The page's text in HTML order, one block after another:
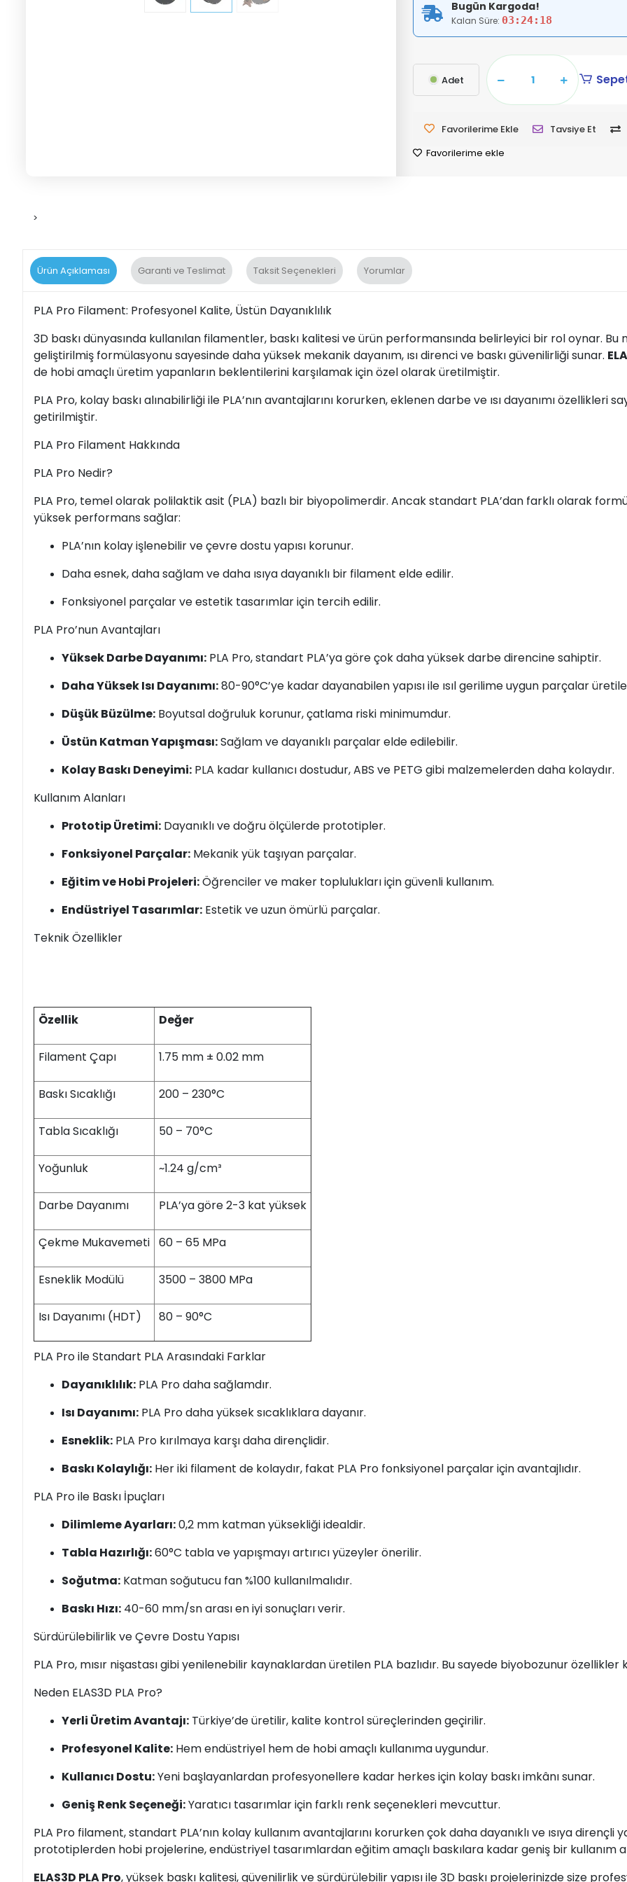
Bugün Kargoda!
Kalan Süre: 03:24:17
Adet
Favorilerime Ekle Tavsiye Et
Favorilerime ekle
>
Ürün Açıklaması Garanti ve Teslimat Taksit Seçenekleri Yorumlar
PLA Pro Filament: Profesyonel Kalite, Üstün Dayanıklılık
3D baskı dünyasında kullanılan filamentler, baskı kalitesi ve ürün performansında belirleyici bir rol oynar. Bu
geliştirilmiş formülasyonu sayesinde daha yüksek mekanik dayanım, ısı direnci ve baskı güvenilirliği sunar.
de hobi amaçlı üretim yapanların beklentilerini karşılamak için özel olarak üretilmiştir.
PLA Pro, kolay baskı alınabilirliği ile PLA’nın avantajlarını korurken, eklenen darbe ve ısı dayanımı
getirilmiştir.
PLA Pro Filament Hakkında
PLA Pro Nedir?
PLA Pro, temel olarak polilaktik asit (PLA) bazlı bir biyopolimerdir. Ancak standart PLA’dan farklı olarak
yüksek performans sağlar:
PLA’nın kolay işlenebilir ve çevre dostu yapısı korunur.
Daha esnek, daha sağlam ve daha ısıya dayanıklı bir filament elde edilir.
Fonksiyonel parçalar ve estetik tasarımlar için tercih edilir.
PLA Pro’nun Avantajları
Yüksek Darbe Dayanımı: PLA Pro, standart PLA’ya göre çok daha yüksek darbe direncine sahiptir.
Daha Yüksek Isı Dayanımı:80-90°C’ye kadar dayanabilen yapısı ile ısıl gerilime uygun parçalar
Düşük Büzülme: Boyutsal doğruluk korunur, çatlama riski minimumdur.
Üstün Katman Yapışması:Sağlam ve dayanıklı parçalar elde edilebilir.
Kolay Baskı Deneyimi: PLA kadar kullanıcı dostudur, ABS ve PETG gibi malzemelerden daha kolaydır.
Kullanım Alanları
Prototip Üretimi: Dayanıklı ve doğru ölçülerde prototipler.
Fonksiyonel Parçalar: Mekanik yük taşıyan parçalar.
Eğitim ve Hobi Projeleri:Öğrenciler ve maker toplulukları için güvenli kullanım.
Endüstriyel Tasarımlar: Estetik ve uzun ömürlü parçalar.
Teknik Özellikler
Özellik Değer
Filament Çapı 1.75 mm ± 0.02 mm
Baskı Sıcaklığı 200 – 230°C
Tabla Sıcaklığı 50 – 70°C
Yoğunluk ~1.24 g/cm³
Darbe Dayanımı PLA’ya göre 2-3 kat yüksek
Çekme Mukavemeti 60 – 65 MPa
Esneklik Modülü 3500 – 3800 MPa
Isı Dayanımı (HDT) 80 – 90°C
PLA Pro ile Standart PLA Arasındaki Farklar
Dayanıklılık: PLA Pro daha sağlamdır.
Isı Dayanımı: PLA Pro daha yüksek sıcaklıklara dayanır.
Esneklik: PLA Pro kırılmaya karşı daha dirençlidir.
Baskı Kolaylığı: Her iki filament de kolaydır, fakat PLA Pro fonksiyonel parçalar için avantajlıdır.
PLA Pro ile Baskı İpuçları
Dilimleme Ayarları:0,2 mm katman yüksekliği idealdir.
Tabla Hazırlığı:60°C tabla ve yapışmayı artırıcı yüzeyler önerilir.
Soğutma: Katman soğutucu fan %100 kullanılmalıdır.
Baskı Hızı: 40-60 mm/sn arası en iyi sonuçları verir.
Sürdürülebilirlik ve Çevre Dostu Yapısı
PLA Pro, mısır nişastası gibi yenilenebilir kaynaklardan üretilen PLA bazlıdır. Bu sayede biyobozunur
Neden ELAS3D PLA Pro?
Yerli Üretim Avantajı: Türkiye’de üretilir, kalite kontrol süreçlerinden geçirilir.
Profesyonel Kalite: Hem endüstriyel hem de hobi amaçlı kullanıma uygundur.
Kullanıcı Dostu:Yeni başlayanlardan profesyonellere kadar herkes için kolay baskı imkânı sunar.
Geniş Renk Seçeneği:Yaratıcı tasarımlar için farklı renk seçenekleri mevcuttur.
PLA Pro filament, standart PLA’nın kolay kullanım avantajlarını korurken çok daha dayanıklı ve ısıya dirençli
prototiplerden hobi projelerine, endüstriyel tasarımlardan eğitim amaçlı baskılara kadar geniş bir kullanım
ELAS3D PLA Pro, yüksek baskı kalitesi, güvenilirlik ve sürdürülebilir yapısı ile 3D baskı projelerinizde size